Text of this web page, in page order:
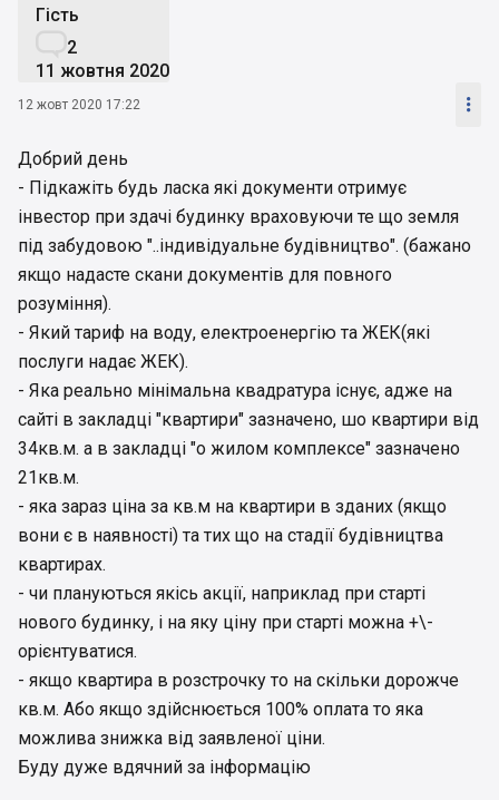
Гість
2
11 жовтня 2020
12 жовт 2020 17:22 
Добрий день
- Підкажіть будь ласка які документи отримує
інвестор при здачі будинку враховуючи те що земля
під забудовою "..індивідуальне будівництво". (бажано
якщо надасте скани документів для повного
розуміння).
- Який тариф на воду, електроенергію та ЖЕК(які
послуги надає ЖЕК).
- Яка реально мінімальна квадратура існує, адже на
сайті в закладці "квартири" зазначено, шо квартири від
34кв.м. а в закладці "о жилом комплексе" зазначено
21кв.м.
- яка зараз ціна за кв.м на квартири в зданих (якщо
вони є в наявності) та тих що на стадії будівництва
квартирах.
- чи плануються якісь акції, наприклад при старті
нового будинку, і на яку ціну при старті можна +\-
орієнтуватися.
- якщо квартира в розстрочку то на скільки дорожче
кв.м. Або якщо здійснюється 100% оплата то яка
можлива знижка від заявленої ціни.
Буду дуже вдячний за інформацію